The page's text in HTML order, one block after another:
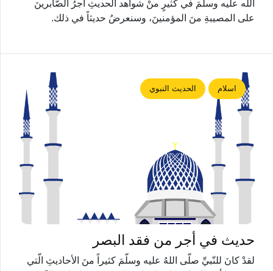
الله عليه وسلّمَ في كثيرٍ منْ شواهد الحديثِ أجرُ الصّابرينَ
على المصيبةِ منَ المؤمنينَ، وسنعرضُ حديثاً في ذلك.
اسلام الحديث النبوي
حديث في أجر من فقد البصر
لقدْ كانَ للنّبيِّ صلّى اللهُ عليه وسلّمَ كثيراً منَ الأحاديثِ الّتي